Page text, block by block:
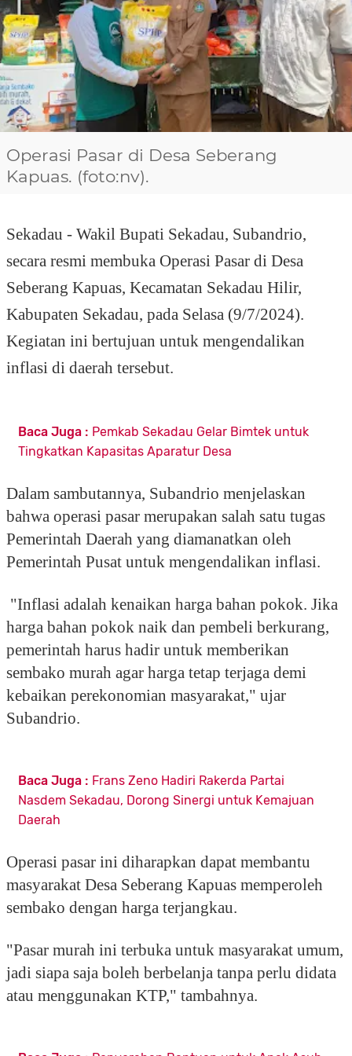
Operasi Pasar di Desa Seberang
Kapuas. (foto:nv).
Sekadau - Wakil Bupati Sekadau, Subandrio,
secara resmi membuka Operasi Pasar di Desa
Seberang Kapuas, Kecamatan Sekadau Hilir,
Kabupaten Sekadau, pada Selasa (9/7/2024).
Kegiatan ini bertujuan untuk mengendalikan
inflasi di daerah tersebut.
Baca Juga : Pemkab Sekadau Gelar Bimtek untuk
Tingkatkan Kapasitas Aparatur Desa
Dalam sambutannya, Subandrio menjelaskan
bahwa operasi pasar merupakan salah satu tugas
Pemerintah Daerah yang diamanatkan oleh
Pemerintah Pusat untuk mengendalikan inflasi.
"Inflasi adalah kenaikan harga bahan pokok. Jika
harga bahan pokok naik dan pembeli berkurang,
pemerintah harus hadir untuk memberikan
sembako murah agar harga tetap terjaga demi
kebaikan perekonomian masyarakat," ujar
Subandrio.
Baca Juga : Frans Zeno Hadiri Rakerda Partai
Nasdem Sekadau, Dorong Sinergi untuk Kemajuan
Daerah
Operasi pasar ini diharapkan dapat membantu
masyarakat Desa Seberang Kapuas memperoleh
sembako dengan harga terjangkau.
"Pasar murah ini terbuka untuk masyarakat umum,
jadi siapa saja boleh berbelanja tanpa perlu didata
atau menggunakan KTP," tambahnya.